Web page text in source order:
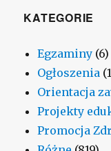
KATEGORIE
Egzaminy (6)
Ogłoszenia
Orientacja
Projekty
Promocja